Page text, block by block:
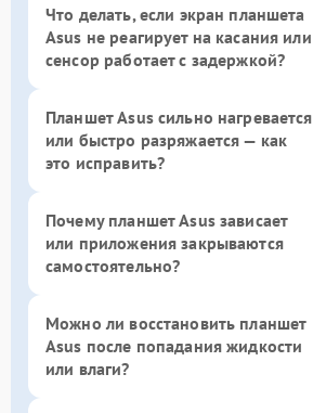
Что делать, если экран планшета
Asus не реагирует на касания или
сенсор работает с задержкой?
Планшет Asus сильно нагревается
или быстро разряжается — как
это исправить?
Почему планшет Asus зависает
или приложения закрываются
самостоятельно?
Можно ли восстановить планшет
Asus после попадания жидкости
или влаги?